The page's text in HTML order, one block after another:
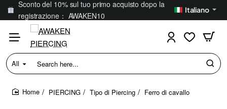
Sconto del 10% sul tuo primo acquisto dopo la
registrazione： AWAKEN10
Italiano
All
Search
here...
PIERCING Tipo di Piercing Ferro di cavallo